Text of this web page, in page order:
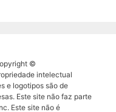
©
intelectual
e logotipos são de
Este site não faz parte
Este site não é